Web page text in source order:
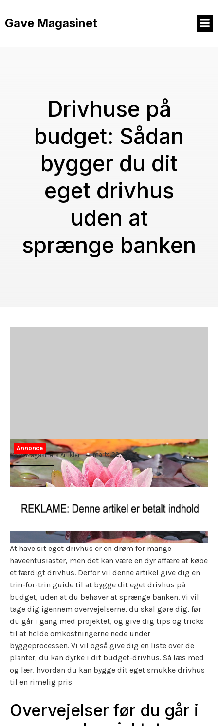
indhold
Gave Magasinet
Drivhuse på
budget: Sådan
bygger du dit
eget drivhus
uden at
sprænge banken
Annonce
Gave Magasinets Artikler
marts 28, 2023
At have sit eget drivhus er en drøm for mange
haveentusiaster, men det kan være en dyr affære at købe
et færdigt drivhus. Derfor vil denne artikel give dig en
trin-for-trin guide til at bygge dit eget drivhus på
budget, uden at du behøver at sprænge banken. Vi vil
tage dig igennem overvejelserne, du skal gøre dig, før
du går i gang med projektet, og give dig tips og tricks
til at holde omkostningerne nede under
byggeprocessen. Vi vil også give dig en liste over de
planter, du kan dyrke i dit budget-drivhus. Så læs med
og lær, hvordan du kan bygge dit eget smukke drivhus
til en rimelig pris.
Overvejelser før du går i